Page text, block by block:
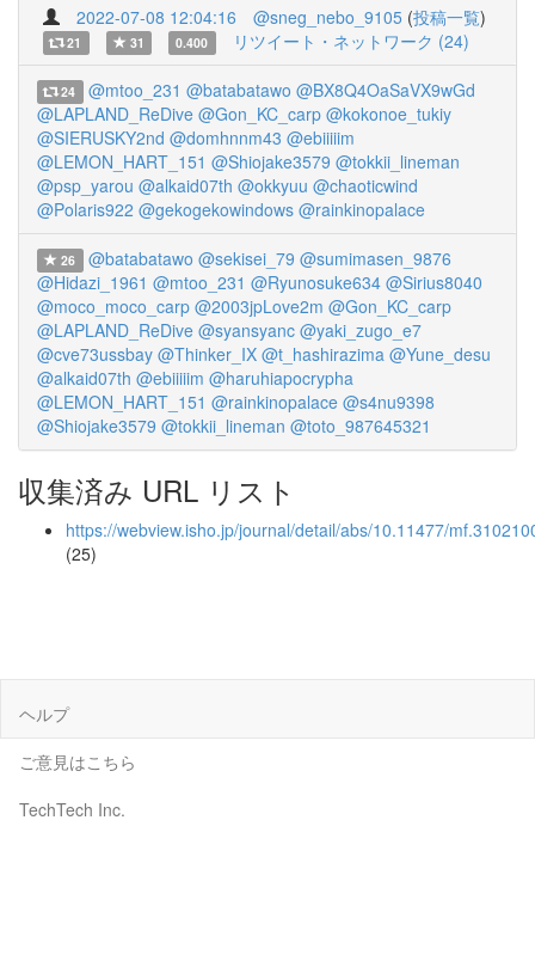
2022-07-08 12:04:16 @sneg_nebo_9105 (投稿一覧)
21 31 0.400 リツイート・ネットワーク (24)
24 @mtoo_231 @batabatawo @BX8Q4OaSaVX9wGd
@LAPLAND_ReDive @Gon_KC_carp @kokonoe_tukiy
@SIERUSKY2nd @domhnnm43 @ebiiiiim
@LEMON_HART_151 @Shiojake3579 @tokkii_lineman
@psp_yarou @alkaid07th @okkyuu @chaoticwind
@Polaris922 @gekogekowindows @rainkinopalace
26 @batabatawo @sekisei_79 @sumimasen_9876
@Hidazi_1961 @mtoo_231 @Ryunosuke634 @Sirius8040
@moco_moco_carp @2003jpLove2m @Gon_KC_carp
@LAPLAND_ReDive @syansyanc @yaki_zugo_e7
@cve73ussbay @Thinker_IX @t_hashirazima @Yune_desu
@alkaid07th @ebiiiiim @haruhiapocrypha
@LEMON_HART_151 @rainkinopalace @s4nu9398
@Shiojake3579 @tokkii_lineman @toto_987645321
収集済み URL リスト
https://webview.isho.jp/journal/detail/abs/10.11477/
(25)
ヘルプ
ご意見はこちら
TechTech Inc.